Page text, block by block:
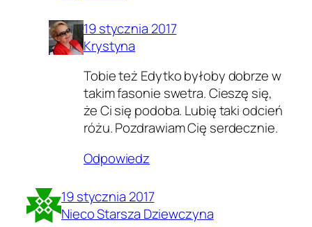
19 stycznia 2017
Krystyna
Tobie też Edytko byłoby dobrze w
takim fasonie swetra. Cieszę się,
że Ci się podoba. Lubię taki odcień
różu. Pozdrawiam Cię serdecznie.
Odpowiedz
19 stycznia 2017
Nieco Starsza Dziewczyna